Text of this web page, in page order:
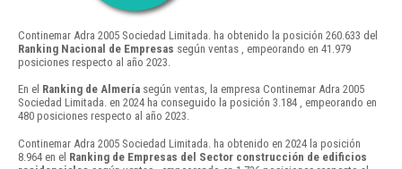
Continemar Adra 2005 Sociedad Limitada. ha obtenido la posición 260.633 del
Ranking Nacional de Empresas según ventas , empeorando en 41.979
posiciones respecto al año 2023.
En el Ranking de Almería según ventas, la empresa Continemar Adra 2005
Sociedad Limitada. en 2024 ha conseguido la posición 3.184 , empeorando en
480 posiciones respecto al año 2023.
Continemar Adra 2005 Sociedad Limitada. ha obtenido en 2024 la posición
8.964 en el Ranking de Empresas del Sector construcción de edificios